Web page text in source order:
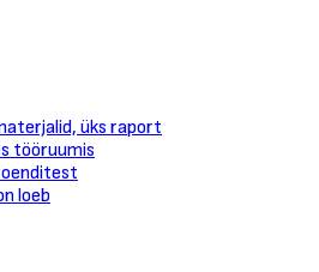
üks raport
tööruumis
loeb